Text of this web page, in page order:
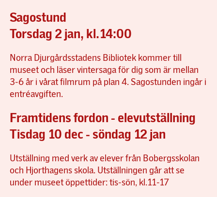
Sagostund
Torsdag 2 jan, kl.14:00
Norra Djurgårdsstadens Bibliotek kommer till
museet och läser vintersaga för dig som är mellan
3-6 år i vårat filmrum på plan 4. Sagostunden ingår i
entréavgiften.
Framtidens fordon - elevutställning
Tisdag 10 dec - söndag 12 jan
Utställning med verk av elever från Bobergsskolan
och Hjorthagens skola. Utställningen går att se
under museet öppettider: tis-sön, kl.11-17